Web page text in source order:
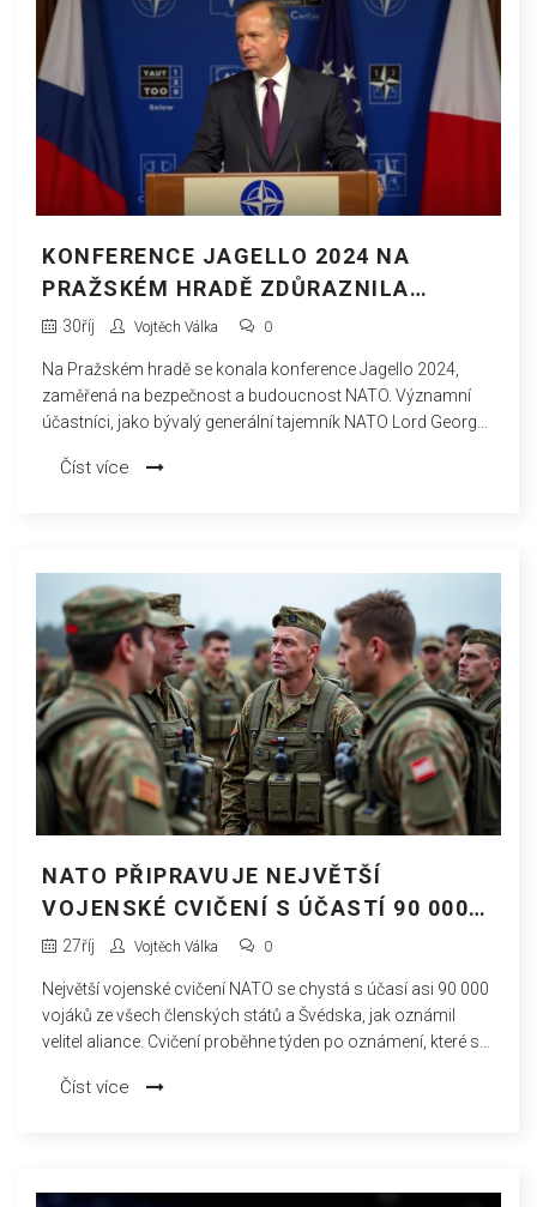
KONFERENCE JAGELLO 2024 NA
PRAŽSKÉM HRADĚ ZDŮRAZNILA
JEDNOTU A SÍLU NATO V DNEŠNÍCH
30říj Vojtěch Válka 0
Na Pražském hradě se konala konference Jagello 2024,
zaměřená na bezpečnost a budoucnost NATO. Významní
účastníci, jako bývalý generální tajemník NATO Lord George
zdůraznili význam jednoty a spolupráce v rámci aliance tváří
Číst více
NATO PŘIPRAVUJE NEJVĚTŠÍ
VOJENSKÉ CVIČENÍ S ÚČASTÍ 90 000
VOJÁKŮ
27říj Vojtěch Válka 0
Největší vojenské cvičení NATO se chystá s účasí asi 90 000
vojáků ze všech členských států a Švédska, jak oznámil
velitel aliance. Cvičení proběhne týden po oznámení, které se
připravenosti a spolupráce mezi zúčastněnými zeměmi.
Číst více